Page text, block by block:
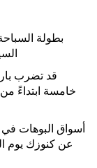
بطولة
قد تضرب
أسواق البوهات